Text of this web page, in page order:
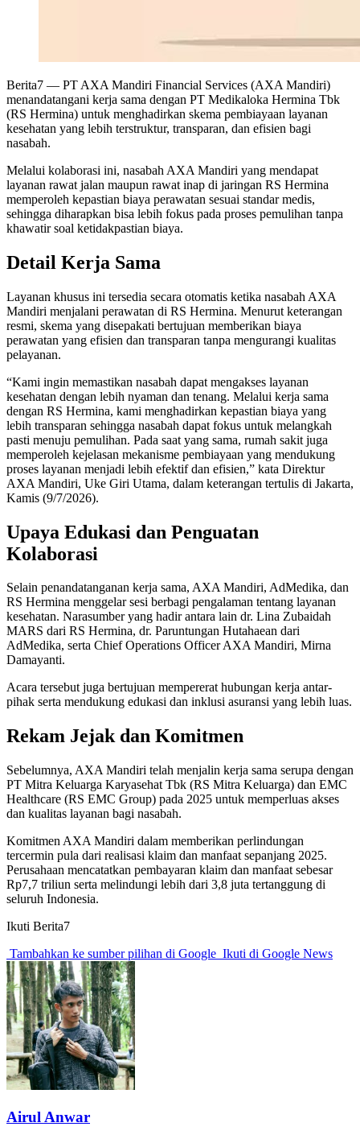
Berita7 — PT AXA Mandiri Financial Services (AXA Mandiri)
menandatangani kerja sama dengan PT Medikaloka Hermina Tbk
(RS Hermina) untuk menghadirkan skema pembiayaan layanan
kesehatan yang lebih terstruktur, transparan, dan efisien bagi
nasabah.
Melalui kolaborasi ini, nasabah AXA Mandiri yang mendapat
layanan rawat jalan maupun rawat inap di jaringan RS Hermina
memperoleh kepastian biaya perawatan sesuai standar medis,
sehingga diharapkan bisa lebih fokus pada proses pemulihan tanpa
khawatir soal ketidakpastian biaya.
Detail Kerja Sama
Layanan khusus ini tersedia secara otomatis ketika nasabah AXA
Mandiri menjalani perawatan di RS Hermina. Menurut keterangan
resmi, skema yang disepakati bertujuan memberikan biaya
perawatan yang efisien dan transparan tanpa mengurangi kualitas
pelayanan.
“Kami ingin memastikan nasabah dapat mengakses layanan
kesehatan dengan lebih nyaman dan tenang. Melalui kerja sama
dengan RS Hermina, kami menghadirkan kepastian biaya yang
lebih transparan sehingga nasabah dapat fokus untuk melangkah
pasti menuju pemulihan. Pada saat yang sama, rumah sakit juga
memperoleh kejelasan mekanisme pembiayaan yang mendukung
proses layanan menjadi lebih efektif dan efisien,” kata Direktur
AXA Mandiri, Uke Giri Utama, dalam keterangan tertulis di Jakarta,
Kamis (9/7/2026).
Upaya Edukasi dan Penguatan
Kolaborasi
Selain penandatanganan kerja sama, AXA Mandiri, AdMedika, dan
RS Hermina menggelar sesi berbagi pengalaman tentang layanan
kesehatan. Narasumber yang hadir antara lain dr. Lina Zubaidah
MARS dari RS Hermina, dr. Paruntungan Hutahaean dari
AdMedika, serta Chief Operations Officer AXA Mandiri, Mirna
Damayanti.
Acara tersebut juga bertujuan mempererat hubungan kerja antar-
pihak serta mendukung edukasi dan inklusi asuransi yang lebih luas.
Rekam Jejak dan Komitmen
Sebelumnya, AXA Mandiri telah menjalin kerja sama serupa dengan
PT Mitra Keluarga Karyasehat Tbk (RS Mitra Keluarga) dan EMC
Healthcare (RS EMC Group) pada 2025 untuk memperluas akses
dan kualitas layanan bagi nasabah.
Komitmen AXA Mandiri dalam memberikan perlindungan
tercermin pula dari realisasi klaim dan manfaat sepanjang 2025.
Perusahaan mencatatkan pembayaran klaim dan manfaat sebesar
Rp7,7 triliun serta melindungi lebih dari 3,8 juta tertanggung di
seluruh Indonesia.
Ikuti Berita7
Tambahkan ke sumber pilihan di Google Ikuti di Google News
Airul Anwar